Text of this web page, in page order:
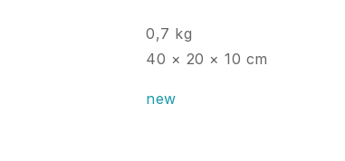
0,7 kg
40 × 20 × 10 cm
new